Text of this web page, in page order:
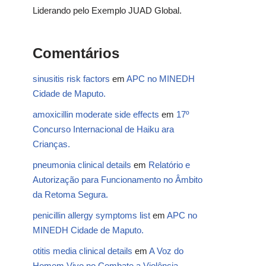
Liderando pelo Exemplo JUAD Global.
Comentários
sinusitis risk factors em APC no MINEDH
Cidade de Maputo.
amoxicillin moderate side effects em 17º
Concurso Internacional de Haiku ara
Crianças.
pneumonia clinical details em Relatório e
Autorização para Funcionamento no Âmbito
da Retoma Segura.
penicillin allergy symptoms list em APC no
MINEDH Cidade de Maputo.
otitis media clinical details em A Voz do